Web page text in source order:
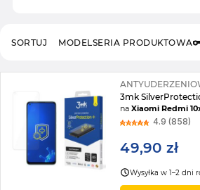
MODELSERIA PRODUKTOWA
SORTUJ
3mk
naXiaomi Redmi
4.9 (858)
49,90 zł
Wysyłka w 1–2 dni